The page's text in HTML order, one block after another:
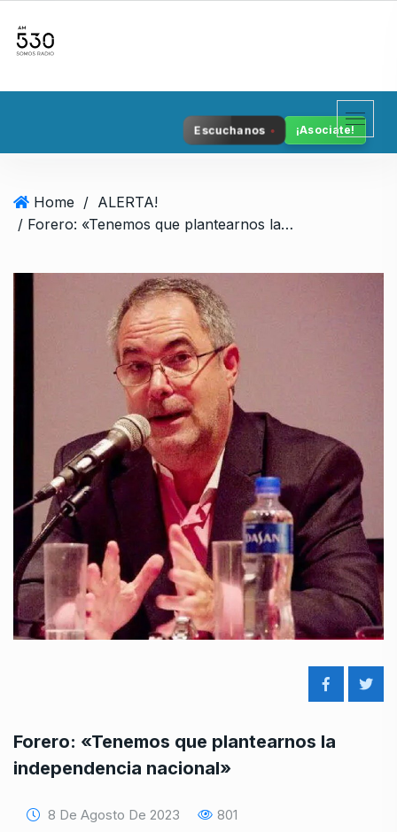
Escuchanos ¡Asociate!
Home / ALERTA!
/ Forero: «Tenemos que plantearnos la independencia nacional»
Forero: «Tenemos que plantearnos la
independencia nacional»
8 De Agosto De 2023 801